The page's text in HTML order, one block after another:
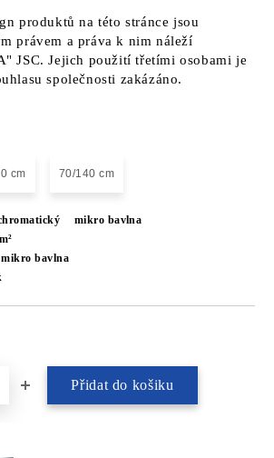
produktů na této stránce jsou
právem a práva k nim náleží
JSC. Jejich použití třetími osobami je
společnosti zakázáno.
cm 70/140 cm
mikro bavlna
mikro bavlna